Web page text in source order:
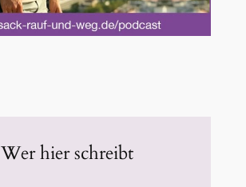
Wer hier schreibt